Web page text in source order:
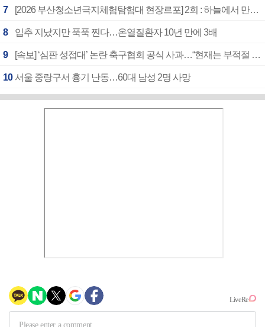
7 [2026 부산청소년극지체험탐험대 현장르포] 2회 : 하늘에서 만난 얼음의 나라
8 입추 지났지만 푹푹 찐다…온열질환자 10년 만에 3배
9 [속보] ‘심판 성접대’ 논란 축구협회 공식 사과…“현재는 부적절 행위 없어”
10 서울 중랑구서 흉기 난동…60대 남성 2명 사망